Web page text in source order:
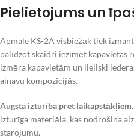
Pielietojums un
Apmale KS-2A visbiežāk tiek
palīdzot skaidri iezīmēt kapavietas
izmēra kapavietām un lieliski
ainavu kompozīcijās.
Augsta izturība pret laikapstākļiem.
izturīga materiāla, kas nodrošina
starojumu.